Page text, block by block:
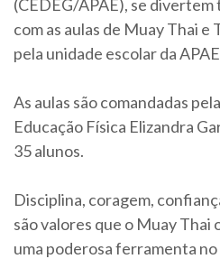
(CEDEG/APAE), se divertem
com as aulas de Muay Thai
pela unidade escolar da
As aulas são comandadas
Educação Física Elizandra
35 alunos.
Disciplina, coragem,
são valores que o Muay
uma poderosa ferramenta